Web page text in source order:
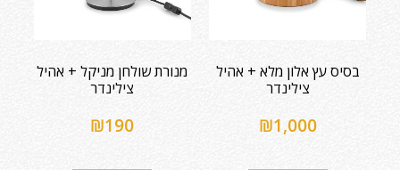
בסיס עץ אלון מלא + אהיל
צילינדר
₪1,000
מנורת שולחן מניקל + אהיל
צילינדר
₪190